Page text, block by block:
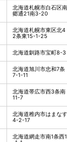
北海道札幌市白石区南
郷通21南3-20
北海道札幌市東区北4
2条東15-1-25
北海道釧路市宝町8-3
北海道旭川市忠和7条
7-1-11
北海道帯広市西3条南
11-7
北海道稚内市はまなす
4-2-17
北海道網走市南1条西1